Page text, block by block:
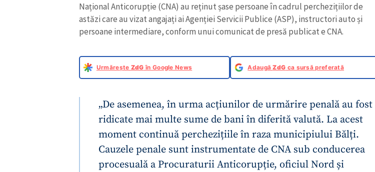
Național Anticorupție (CNA) au reținut șase persoane în cadrul perchezițiilor de
astăzi care au vizat angajați ai Agenției Servicii Publice (ASP), instructori auto și
persoane intermediare, conform unui comunicat de presă publicat e CNA.
Urmărește ZdG în Google News AdaugăZdG ca sursă preferată
„De asemenea, în urma acțiunilor de urmărire penală au fost
ridicate mai multe sume de bani în diferită valută. La acest
moment continuă perchezițiile în raza municipiului Bălți.
Cauzele penale sunt instrumentate de CNA sub conducerea
procesuală a Procuraturii Anticorupție, oficiul Nord și